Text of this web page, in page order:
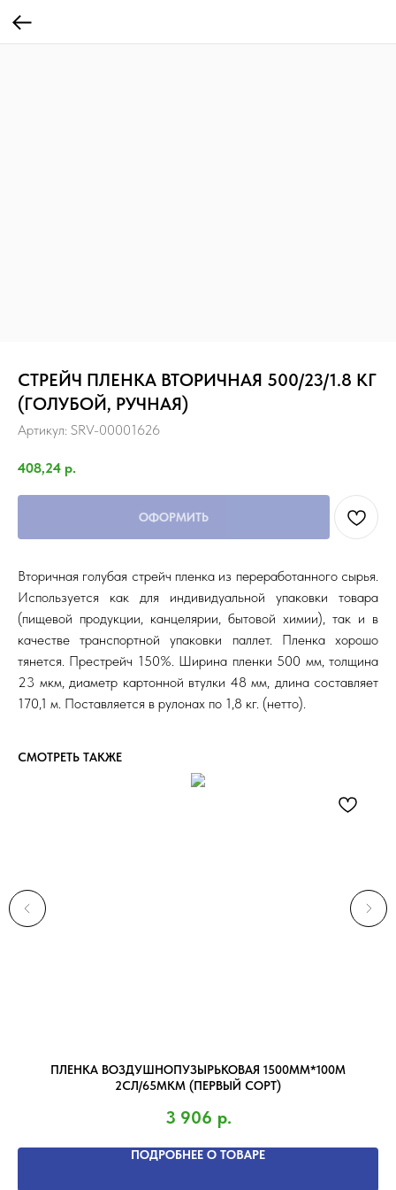
СТРЕЙЧ ПЛЕНКА ВТОРИЧНАЯ 500/23/1.8 КГ
(ГОЛУБОЙ, РУЧНАЯ)
Артикул: SRV-00001626
408,24 р.
ОФОРМИТЬ
Вторичная голубая стрейч пленка из переработанного сырья.
Используется как для индивидуальной упаковки товара
(пищевой продукции, канцелярии, бытовой химии), так и в
качестве транспортной упаковки паллет. Пленка хорошо
тянется. Престрейч 150%. Ширина пленки 500 мм, толщина
23 мкм, диаметр картонной втулки 48 мм, длина составляет
170,1 м. Поставляется в рулонах по 1,8 кг. (нетто).
СМОТРЕТЬ ТАКЖЕ
ПЛЕНКА ВОЗДУШНОПУЗЫРЬКОВАЯ 1500ММ*100М
2СЛ/65МКМ (ПЕРВЫЙ СОРТ)
3 906 р.
ПОДРОБНЕЕ О ТОВАРЕ